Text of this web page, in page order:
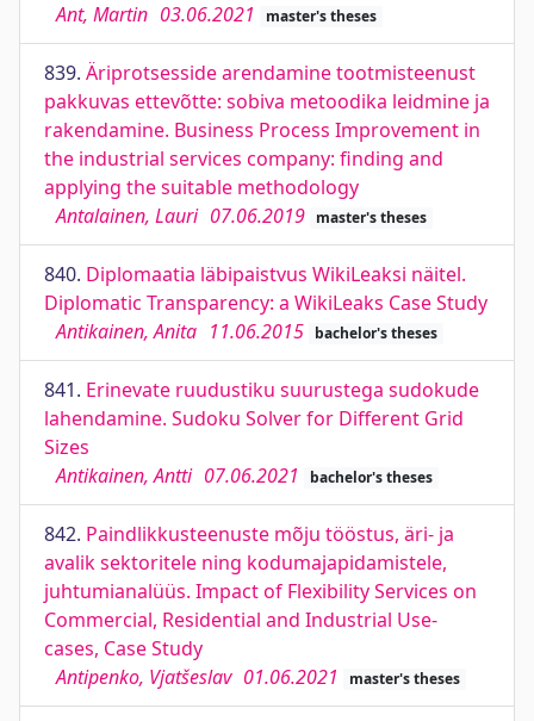
Ant, Martin 03.06.2021 master's theses
839. Äriprotsesside arendamine tootmisteenust
pakkuvas ettevõtte: sobiva metoodika leidmine ja
rakendamine. Business Process Improvement in
the industrial services company: finding and
applying the suitable methodology
Antalainen, Lauri 07.06.2019 master's theses
840. Diplomaatia läbipaistvus WikiLeaksi näitel.
Diplomatic Transparency: a WikiLeaks Case Study
Antikainen, Anita 11.06.2015 bachelor's theses
841. Erinevate ruudustiku suurustega sudokude
lahendamine. Sudoku Solver for Different Grid
Sizes
Antikainen, Antti 07.06.2021 bachelor's theses
842. Paindlikkusteenuste mõju tööstus, äri- ja
avalik sektoritele ning kodumajapidamistele,
juhtumianalüüs. Impact of Flexibility Services on
Commercial, Residential and Industrial Use-
cases, Case Study
Antipenko, Vjatšeslav 01.06.2021 master's theses